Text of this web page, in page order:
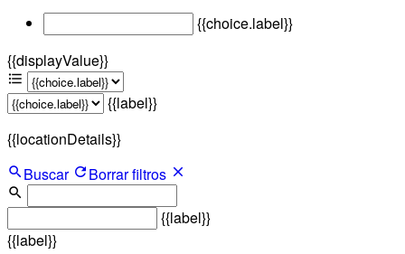
{{choice.label}}
{{displayValue}}
{{label}}
{{locationDetails}}
Buscar
Borrar filtros
{{label}}
{{label}}